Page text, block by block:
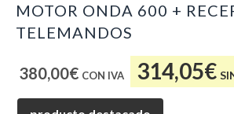
MOTOR ONDA 600 +
TELEMANDOS
380,00€ 314,05€